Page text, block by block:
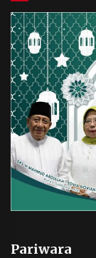
Pariwara